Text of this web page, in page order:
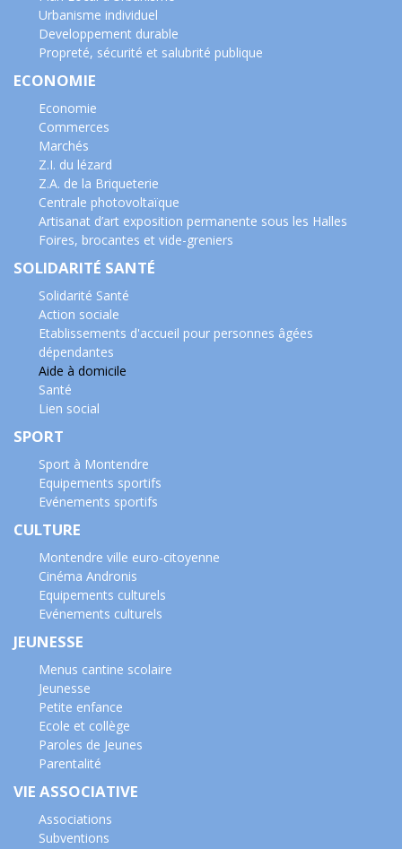
Urbanisme individuel
Developpement durable
Propreté, sécurité et salubrité publique
ECONOMIE
Economie
Commerces
Marchés
Z.I. du lézard
Z.A. de la Briqueterie
Centrale photovoltaïque
Artisanat d’art exposition permanente sous les Halles
Foires, brocantes et vide-greniers
SOLIDARITÉ SANTÉ
Solidarité Santé
Action sociale
Etablissements d'accueil pour personnes âgées
dépendantes
Aide à domicile
Santé
Lien social
SPORT
Sport à Montendre
Equipements sportifs
Evénements sportifs
CULTURE
Montendre ville euro-citoyenne
Cinéma Andronis
Equipements culturels
Evénements culturels
JEUNESSE
Menus cantine scolaire
Jeunesse
Petite enfance
Ecole et collège
Paroles de Jeunes
Parentalité
VIE ASSOCIATIVE
Associations
Subventions